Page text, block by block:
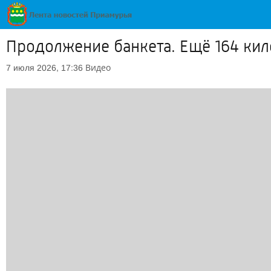
Продолжение банкета. Ещё 164
7 июля 2026, 17:36 Видео